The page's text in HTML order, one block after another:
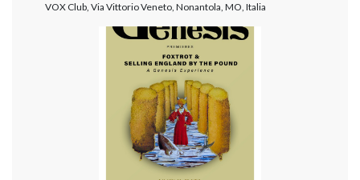
VOX Club, Via Vittorio Veneto, Nonantola, MO, Italia